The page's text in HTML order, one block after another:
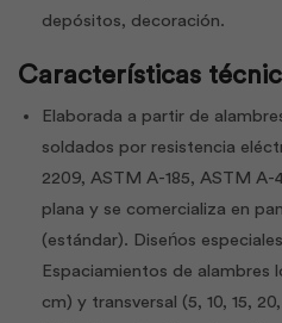
depósitos, decoración.
Características
Elaborada a partir de
soldados por resistencia
2209, ASTM A-185, ASTM
plana y se comercializa en
(estándar). Diseńos
Espaciamientos de alambres
cm) y transversal (5, 10, 15,